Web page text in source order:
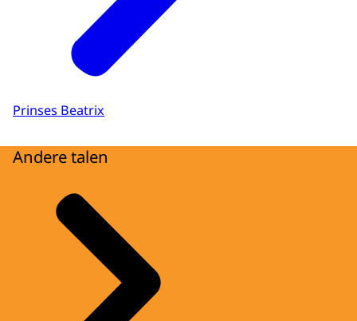
Prinses Beatrix
Andere talen